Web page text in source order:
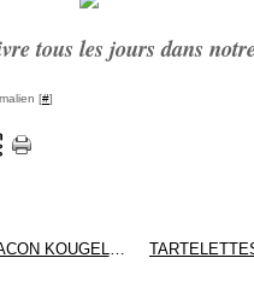
tous les jours dans
[#]
BABA AU RHUM ET COULIS PASSION, FACON KOUGELHOPF